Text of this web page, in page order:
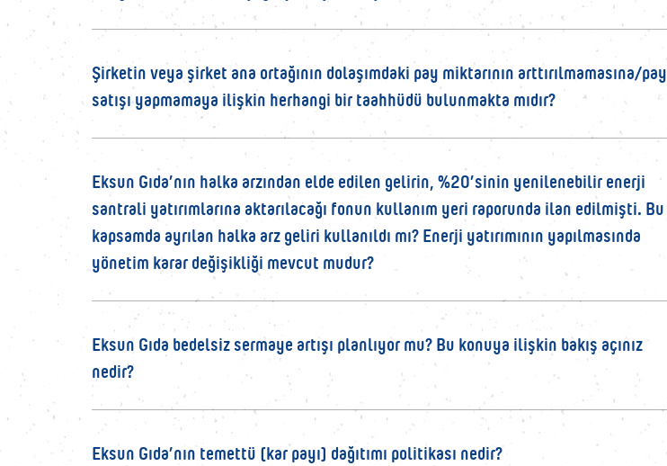
Şirketin veya şirket ana ortağının dolaşımdaki pay miktarının arttırılmamasına/pay
satışı yapmamaya ilişkin herhangi bir taahhüdü bulunmakta mıdır?
Eksun Gıda’nın halka arzından elde edilen gelirin, %20’sinin yenilenebilir enerji
santrali yatırımlarına aktarılacağı fonun kullanım yeri raporunda ilan edilmişti. Bu
kapsamda ayrılan halka arz geliri kullanıldı mı? Enerji yatırımının yapılmasında
yönetim karar değişikliği mevcut mudur?
Eksun Gıda bedelsiz sermaye artışı planlıyor mu? Bu konuya ilişkin bakış açınız
nedir?
Eksun Gıda’nın temettü (kar payı) dağıtımı politikası nedir?